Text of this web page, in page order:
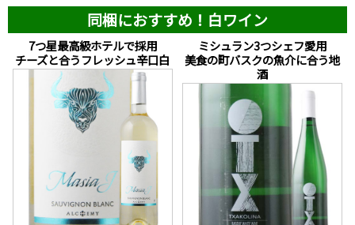
同梱におすすめ！白ワイン
7つ星最高級ホテルで採用
チーズと合うフレッシュ辛口白
ミシュラン3つシェフ愛用
美食の町バスクの魚介に合う地
酒